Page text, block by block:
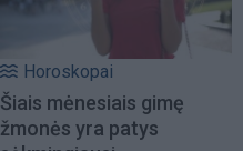
Horoskopai
Šiais mėnesiais gimę
žmonės yra patys